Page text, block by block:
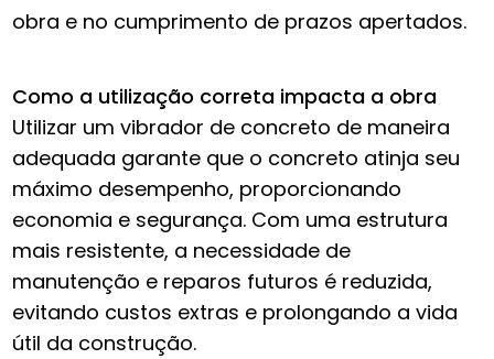
obra e no cumprimento de prazos apertados.
Como a utilização correta impacta a obra
Utilizar um vibrador de concreto de maneira
adequada garante que o concreto atinja seu
máximo desempenho, proporcionando
economia e segurança. Com uma estrutura
mais resistente, a necessidade de
manutenção e reparos futuros é reduzida,
evitando custos extras e prolongando a vida
útil da construção.